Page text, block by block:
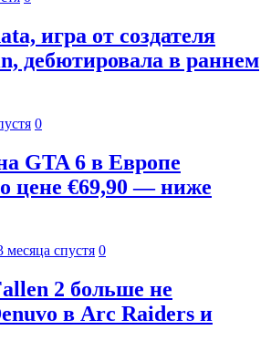
игра от создателя
дебютировала в раннем
0
GTA 6 в Европе
цене €69,90 — ниже
месяца спустя 0
2 больше не
в Arc Raiders и